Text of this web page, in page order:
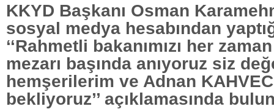
KKYD Başkanı Osman
sosyal medya hesabından
‘‘Rahmetli bakanımızı her
mezarı başında anıyoruz siz
hemşerilerim ve Adnan
bekliyoruz’’ açıklamasında